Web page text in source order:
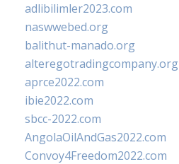
adlibilimler2023.com
naswwebed.org
balithut-manado.org
alteregotradingcompany.org
aprce2022.com
ibie2022.com
sbcc-2022.com
AngolaOilAndGas2022.com
Convoy4Freedom2022.com